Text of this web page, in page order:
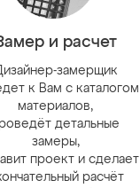
и расчет
замерщик
к Вам с каталогом
материалов,
детальные
замеры,
проект и сделает
расчёт